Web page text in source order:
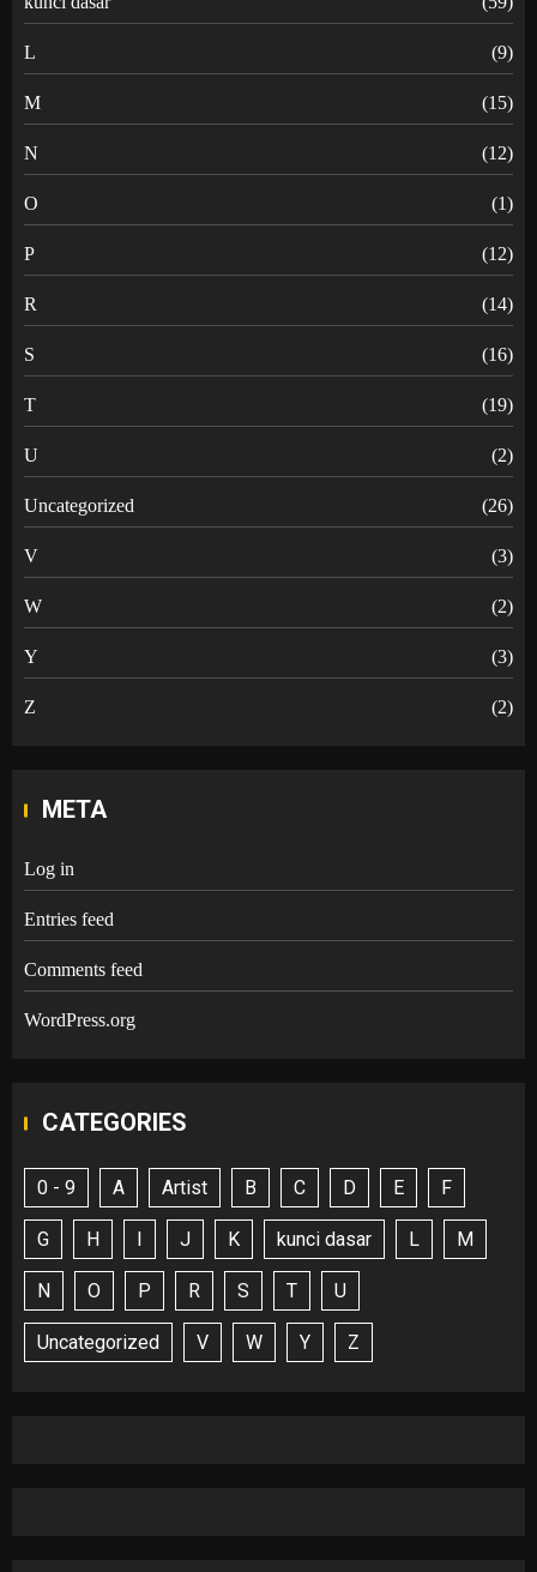
L (9)
M (15)
N (12)
O (1)
P (12)
R (14)
S (16)
T (19)
U (2)
Uncategorized (26)
V (3)
W (2)
Y (3)
Z (2)
META
Log in
Entries feed
Comments feed
WordPress.org
CATEGORIES
0 - 9 A Artist B C D E F
G H I J K kunci dasar L M
N O P R S T U
Uncategorized V W Y Z